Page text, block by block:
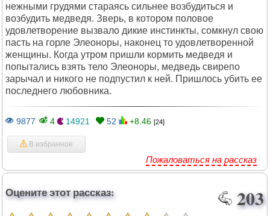
нежными грудями стараясь сильнее возбудиться и
возбудить медведя. Зверь, в котором половое
удовлетворение вызвало дикие инстинкты, сомкнул свою
пасть на горле Элеоноры, наконец то удовлетворенной
женщины. Когда утром пришли кормить медведя и
попытались взять тело Элеоноры, медведь свирепо
зарычал и никого не подпустил к ней. Пришлось убить ее
последнего любовника.
9877 4 14921 52 +8.46 [24]
В избранное
Пожаловаться на рассказ
Оцените этот рассказ: 203